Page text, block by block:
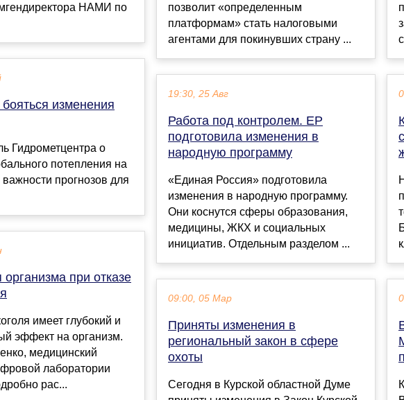
НАМИ по
изменения
Гидрометцентра о
потепления на
прогнозов для
при отказе
имеет глубокий и
эффект на организм.
медицинский
лаборатории
рас...
позволит «определенным
платформам» стать налоговыми
агентами для покинувших страну ...
19:30, 25 Авг
Работа под контролем. ЕР
подготовила изменения в
народную программу
«Единая Россия» подготовила
изменения в народную программу.
Они коснутся сферы образования,
медицины, ЖКХ и социальных
инициатив. Отдельным разделом ...
09:00, 05 Мар
Приняты изменения в
региональный закон в сфере
охоты
Сегодня в Курской областной Думе